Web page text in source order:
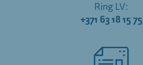
Ring LV:
+371 63 18 15 75